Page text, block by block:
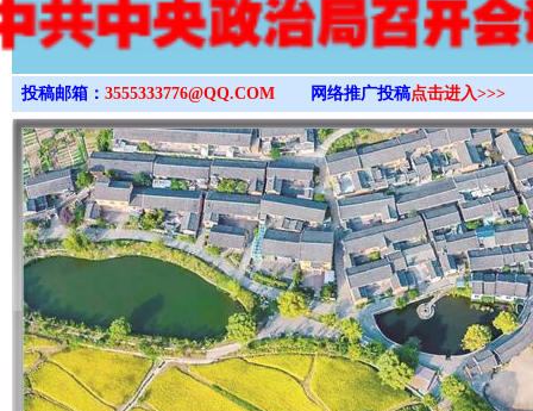
投稿邮箱： 3555333776@QQ.COM 网络推广投稿点击进入>>>